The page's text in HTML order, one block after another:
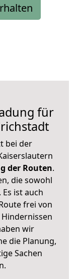
für
bei der
der Routen.
die sowohl
ist auch
frei von
wir
die Planung,
Sachen